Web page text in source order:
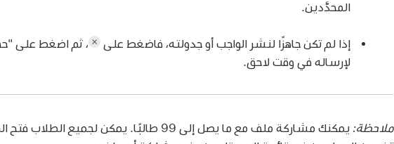
المحدَّدين.
إذا لم تكن جاهزًا لنشر الواجب أو جدولته، فاضغط على ، ثم اضغط على
لإرساله في وقت لاحق.
ملاحظة:
يمكنك مشاركة ملف مع ما يصل إلى 99 طالبًا. يمكن